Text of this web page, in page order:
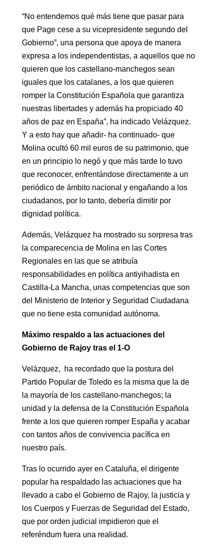
“No entendemos qué más tiene que pasar para
que Page cese a su vicepresidente segundo del
Gobierno”, una persona que apoya de manera
expresa a los independentistas, a aquellos que no
quieren que los castellano-manchegos sean
iguales que los catalanes, a los que quieren
romper la Constitución Española que garantiza
nuestras libertades y además ha propiciado 40
años de paz en España”, ha indicado Velázquez.
Y a esto hay que añadir- ha continuado- que
Molina ocultó 60 mil euros de su patrimonio, que
en un principio lo negó y que más tarde lo tuvo
que reconocer, enfrentándose directamente a un
periódico de ámbito nacional y engañando a los
ciudadanos, por lo tanto, debería dimitir por
dignidad política.
Además, Velázquez ha mostrado su sorpresa tras
la comparecencia de Molina en las Cortes
Regionales en las que se atribuía
responsabilidades en política antiyihadista en
Castilla-La Mancha, unas competencias que son
del Ministerio de Interior y Seguridad Ciudadana
que no tiene esta comunidad autónoma.
Máximo respaldo a las actuaciones del
Gobierno de Rajoy tras el 1-O
Velázquez, ha recordado que la postura del
Partido Popular de Toledo es la misma que la de
la mayoría de los castellano-manchegos; la
unidad y la defensa de la Constitución Española
frente a los que quieren romper España y acabar
con tantos años de convivencia pacífica en
nuestro país.
Tras lo ocurrido ayer en Cataluña, el dirigente
popular ha respaldado las actuaciones que ha
llevado a cabo el Gobierno de Rajoy, la justicia y
los Cuerpos y Fuerzas de Seguridad del Estado,
que por orden judicial impidieron que el
referéndum fuera una realidad.